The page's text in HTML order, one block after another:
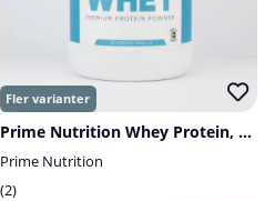
Prime Nutrition Whey Protein, 800 g
Prime Nutrition
2